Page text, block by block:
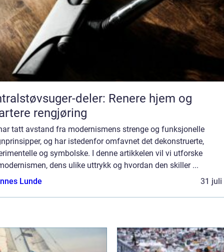
deler: Renere hjem og
rengjøring
tatt avstand fra modernismens strenge og funksjonelle
og har istedenfor omfavnet det dekonstruerte,
og symbolske. I denne artikkelen vil vi utforske
dens ulike uttrykk og hvordan den skiller ...
Lunde
31 juli